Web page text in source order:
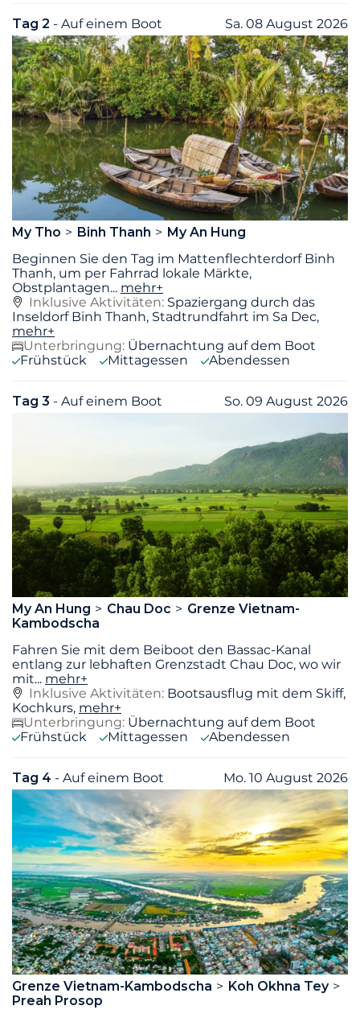
Tag 2 - Auf einem Boot Sa. 08 August 2026
My Tho Binh Thanh
My An Hung
Beginnen Sie den Tag im Mattenflechterdorf Binh
Thanh, um per Fahrrad lokale Märkte,
Obstplantagen... mehr+
Inklusive Aktivitäten: Spaziergang durch das
Inseldorf Binh Thanh, Stadtrundfahrt im Sa Dec,
mehr+
Unterbringung: Übernachtung auf dem Boot
Frühstück
Mittagessen Abendessen
Tag 3 - Auf einem Boot So. 09 August 2026
My An Hung Chau Doc
Grenze Vietnam-
Kambodscha
Fahren Sie mit dem Beiboot den Bassac-Kanal
entlang zur lebhaften Grenzstadt Chau Doc, wo wir
mit... mehr+
Inklusive Aktivitäten: Bootsausflug mit dem Skiff,
Kochkurs, mehr+
Unterbringung: Übernachtung auf dem Boot
Frühstück
Mittagessen Abendessen
Tag 4 - Auf einem Boot Mo. 10 August 2026
Grenze Vietnam-Kambodscha
Koh Okhna Tey
Preah Prosop